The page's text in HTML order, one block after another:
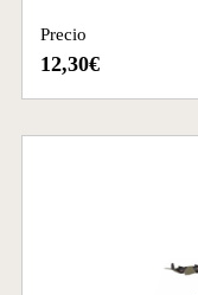
Precio
12,30€